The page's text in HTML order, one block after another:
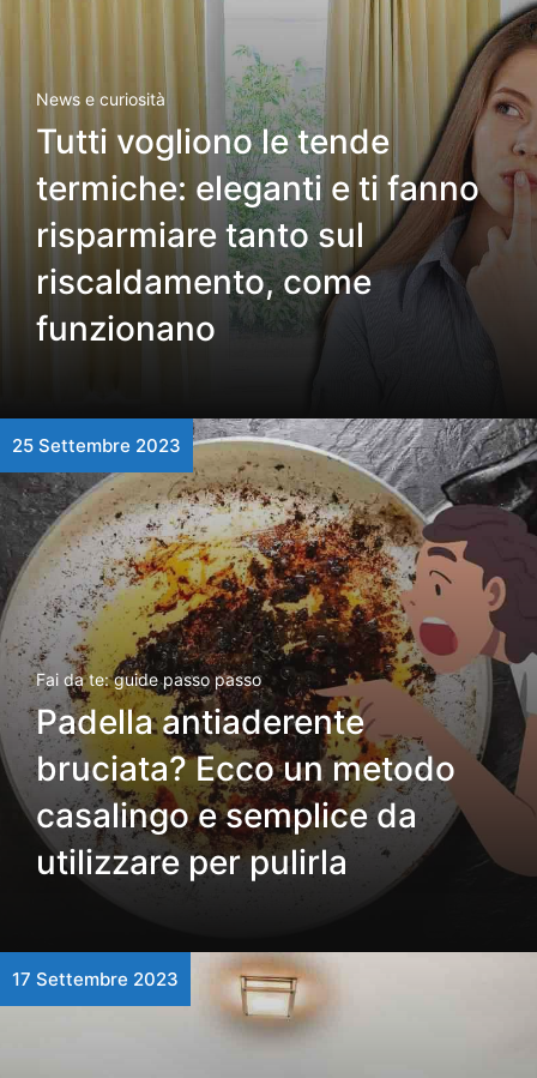
News e curiosità
Tutti vogliono le tende
termiche: eleganti e ti fanno
risparmiare tanto sul
riscaldamento, come
funzionano
25 Settembre 2023
Fai da te: guide passo passo
Padella antiaderente
bruciata? Ecco un metodo
casalingo e semplice da
utilizzare per pulirla
17 Settembre 2023